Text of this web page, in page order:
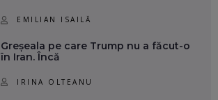
EMILIAN ISAILĂ
Greșeala pe care Trump nu a făcut-o
în Iran. Încă
IRINA OLTEANU